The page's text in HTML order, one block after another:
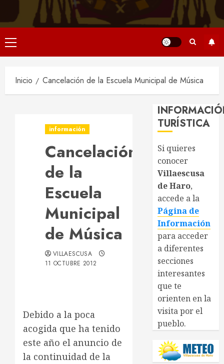
Menú
principal
Inicio Cancelación de la Escuela Municipal de Música
información
Cancelación
de la
Escuela
Municipal
de Música
VILLAESCUSA
11 OCTUBRE 2012
Debido a la poca
acogida que ha tenido
este año el anuncio de
la continuidad de la
TURÍSTICA
Si quieres
conocer
Villaescusa
de Haro,
accede a la
Página de
Información
para acceder
a diferentes
secciones
interesantes
que te
orienten en la
visita por el
pueblo.